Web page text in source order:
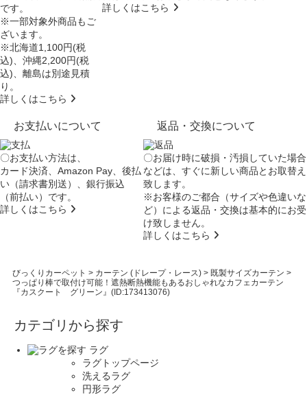
です。
※一部対象外商品もご
ざいます。
※北海道1,100円(税
込)、沖縄2,200円(税
込)、離島は別途見積
り。
詳しくはこちら
詳しくはこちら
お支払いについて
〇お支払い方法は、
カード決済、Amazon Pay、後払
い（請求書別送）、銀行振込
（前払い）です。
詳しくはこちら
返品・交換について
〇お届け時に破損・汚損していた場合
などは、すぐに新しい商品とお取替え
致します。
※お客様のご都合（サイズや色違いな
ど）による返品・交換は基本的にお受
け致しません。
詳しくはこちら
びっくりカーペット > カーテン (ドレープ・レース)> 既製サイズカーテン >
つっぱり棒で取付け可能！遮熱断熱機能もあるおしゃれなカフェカーテン
『カスクート グリーン』(ID:173413076)
カテゴリから探す
ラグ
ラグトップページ
洗えるラグ
円形ラグ